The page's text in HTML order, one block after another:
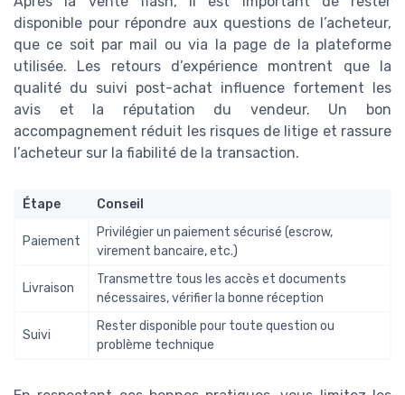
disponible pour répondre aux questions de l’acheteur,
que ce soit par mail ou via la page de la plateforme
utilisée. Les retours d’expérience montrent que la
qualité du suivi post-achat influence fortement les
avis et la réputation du vendeur. Un bon
accompagnement réduit les risques de litige et rassure
l’acheteur sur la fiabilité de la transaction.
Étape Conseil
Paiement
Privilégier un paiement sécurisé (escrow,
virement bancaire, etc.)
Livraison
Transmettre tous les accès et documents
nécessaires, vérifier la bonne réception
Suivi
Rester disponible pour toute question ou
problème technique